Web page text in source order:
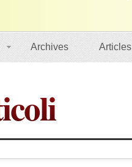
Archives Articles